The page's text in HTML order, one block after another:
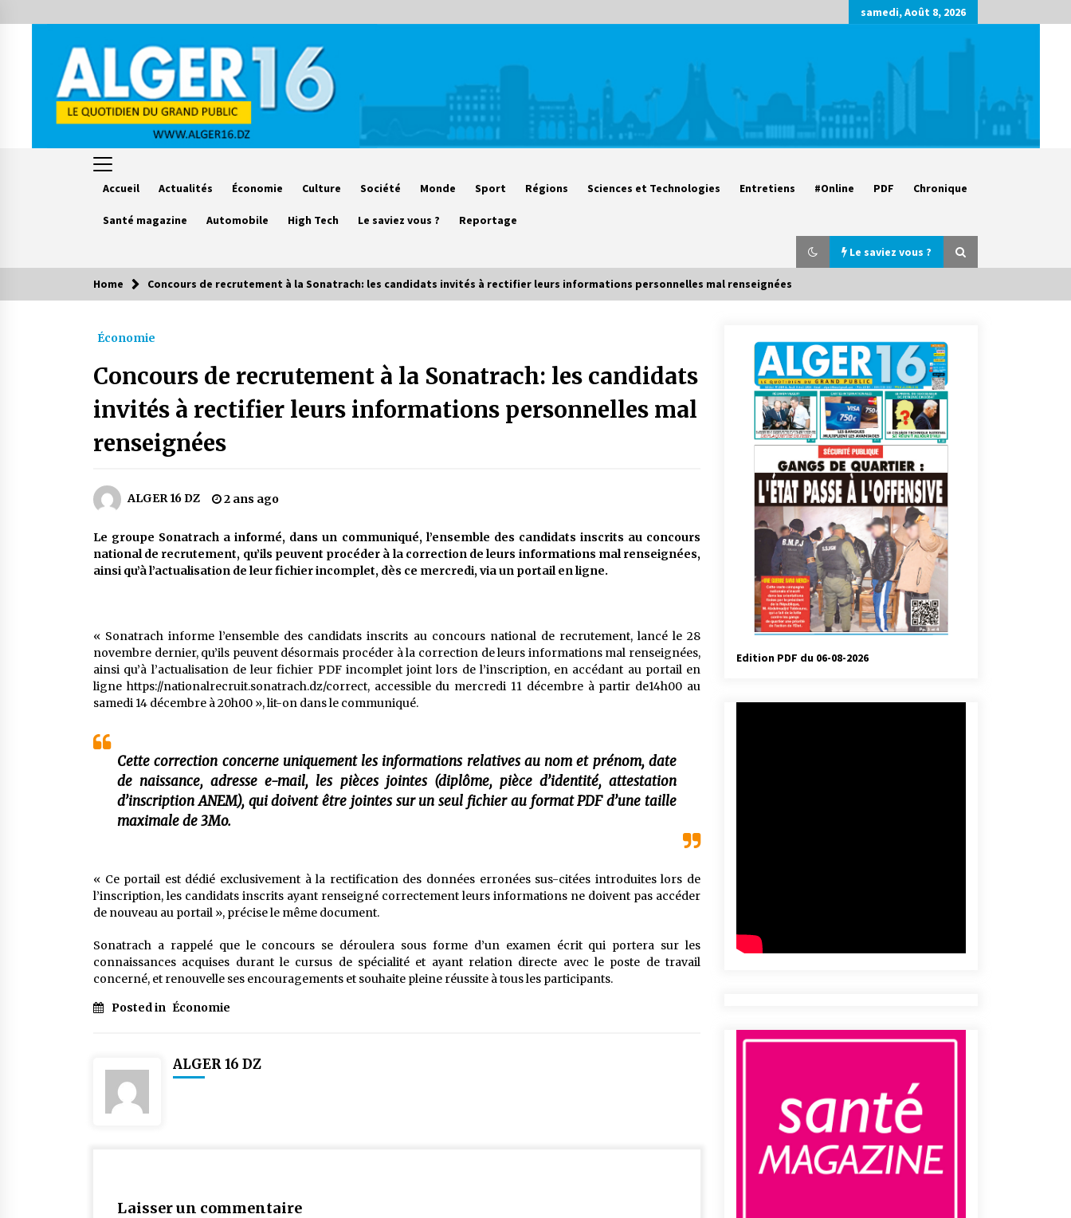
to
samedi, Août 8, 2026
Accueil Actualités Économie Culture Société Monde Sport Régions Sciences et Technologies Entretiens #Online PDF Chronique
Santé magazine Automobile High Tech Le saviez vous ? Reportage
Le saviez vous ?
Le saviez vous ?
2 jours ago 3 jours ago
Parking de la Promenade des
Sablettes : Mis en service de bornes
automatiques
4 jours ago
Carte Chiffa : Mise à jour au niveau
des pharmacies désormais possible
pour les ayants droit
La Gendarmerie nationale lance ses
Droit de change : Le CPA lance une
carte VISA dédiée aux voyages à
l’étranger
1 semaine ago
En service à partir du 1er août
prochain : Lancement de la
l’importation
2 semaines ago
vendredi
2 semaines ago
Droit à l’affiliation au régime
national de retraite : Coup d’envoi
d’une campagne de sensibilisation
au profit de la communauté
nationale à l’étranger
2 semaines ago
Lancement d’une campagne
Première voiture de course conçue
Université Alger 3 : Lancement d’un
master à cursus intégré à la licence
en communication en langue
amazighe
3 semaines ago
Home Concours de recrutement à la Sonatrach: les candidats invités à rectifier leurs informations personnelles mal renseignées
Économie
Concours de recrutement à la Sonatrach: les candidats
invités à rectifier leurs informations personnelles mal
renseignées
ALGER 16 DZ 2 ans ago
Le groupe Sonatrach a informé, dans un communiqué, l’ensemble des candidats inscrits au concours
national de recrutement, qu’ils peuvent procéder à la correction de leurs informations mal renseignées,
ainsi qu’à l’actualisation de leur fichier incomplet, dès ce mercredi, via un portail en ligne.
« Sonatrach informe l’ensemble des candidats inscrits au concours national de recrutement, lancé le 28
novembre dernier, qu’ils peuvent désormais procéder à la correction de leurs informations mal renseignées,
ainsi qu’à l’actualisation de leur fichier PDF incomplet joint lors de l’inscription, en accédant au portail en
ligne https://nationalrecruit.sonatrach.dz/correct, accessible du mercredi 11 décembre à partir de14h00 au
samedi 14 décembre à 20h00 », lit-on dans le communiqué.
Cette correction concerne uniquement les informations relatives au nom et prénom, date
de naissance, adresse e-mail, les pièces jointes (diplôme, pièce d’identité, attestation
d’inscription ANEM), qui doivent être jointes sur un seul fichier au format PDF d’une taille
maximale de 3Mo.
« Ce portail est dédié exclusivement à la rectification des données erronées sus-citées introduites lors de
l’inscription, les candidats inscrits ayant renseigné correctement leurs informations ne doivent pas accéder
de nouveau au portail », précise le même document.
Sonatrach a rappelé que le concours se déroulera sous forme d’un examen écrit qui portera sur les
connaissances acquises durant le cursus de spécialité et ayant relation directe avec le poste de travail
concerné, et renouvelle ses encouragements et souhaite pleine réussite à tous les participants.
Posted in Économie
ALGER 16 DZ
Laisser un commentaire
Edition PDF du 06-08-2026